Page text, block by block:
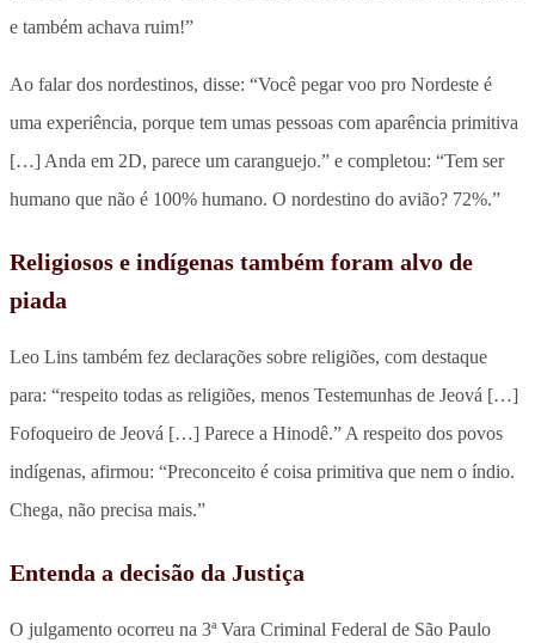
e também achava ruim!”
Ao falar dos nordestinos, disse: “Você pegar voo pro Nordeste é
uma experiência, porque tem umas pessoas com aparência primitiva
[…] Anda em 2D, parece um caranguejo.” e completou: “Tem ser
humano que não é 100% humano. O nordestino do avião? 72%.”
Religiosos e indígenas também foram alvo de
piada
Leo Lins também fez declarações sobre religiões, com destaque
para: “respeito todas as religiões, menos Testemunhas de Jeová […]
Fofoqueiro de Jeová […] Parece a Hinodê.” A respeito dos povos
indígenas, afirmou: “Preconceito é coisa primitiva que nem o índio.
Chega, não precisa mais.”
Entenda a decisão da Justiça
O julgamento ocorreu na 3ª Vara Criminal Federal de São Paulo